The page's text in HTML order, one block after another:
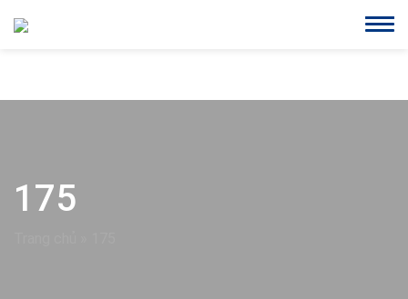
175